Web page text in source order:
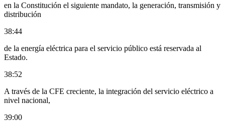
en la Constitución el siguiente mandato, la generación, transmisión y
distribución
38:44
de la energía eléctrica para el servicio público está reservada al
Estado.
38:52
A través de la CFE creciente, la integración del servicio eléctrico a
nivel nacional,
39:00